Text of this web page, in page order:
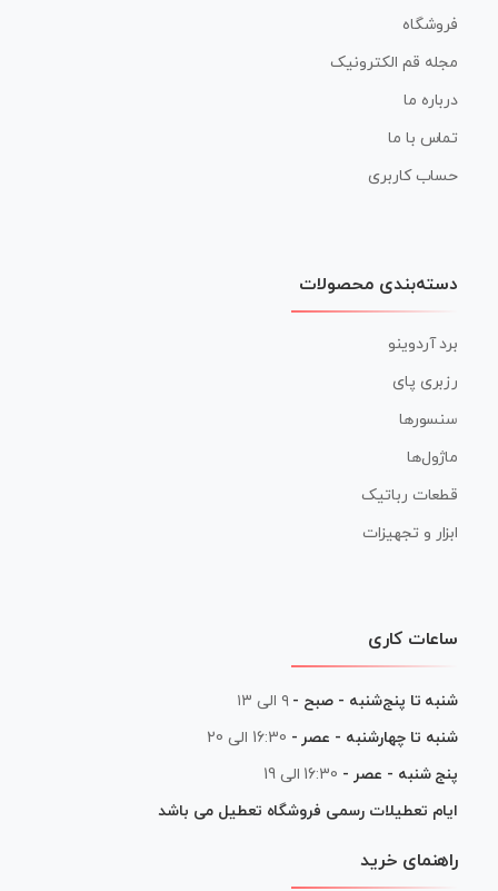
فروشگاه
مجله قم الکترونیک
درباره ما
تماس با ما
حساب کاربری
دسته‌بندی محصولات
برد آردوینو
رزبری پای
سنسورها
ماژول‌ها
قطعات رباتیک
ابزار و تجهیزات
ساعات کاری
شنبه تا پنج‌شنبه - صبح - ۹ الی ۱۳
شنبه تا چهارشنبه - عصر - 16:30 الی 20
پنج شنبه - عصر - 16:30 الی 19
ایام تعطیلات رسمی فروشگاه تعطیل می باشد
راهنمای خرید